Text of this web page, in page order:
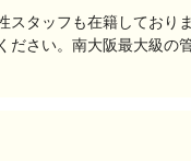
スタッフも在籍しており
ださい。南大阪最大級の